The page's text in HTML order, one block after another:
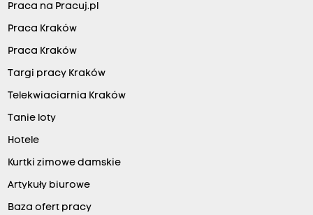
Praca na Pracuj.pl
Praca Kraków
Praca Kraków
Targi pracy Kraków
Telekwiaciarnia Kraków
Tanie loty
Hotele
Kurtki zimowe damskie
Artykuły biurowe
Baza ofert pracy